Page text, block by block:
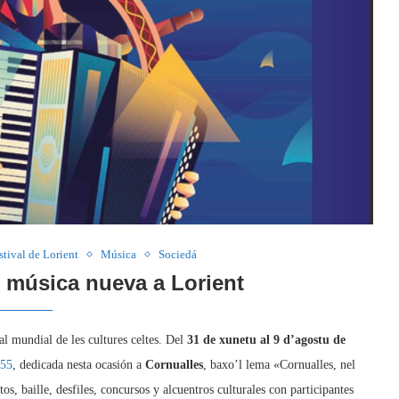
de Lorient Música Sociedá
nueva a Lorient
mundial de les cultures celtes. Del 31 de xunetu al 9 d’agostu de
, dedicada nesta ocasión a Cornualles, baxo’l lema «Cornualles, nel
baille, desfiles, concursos y alcuentros culturales con participantes